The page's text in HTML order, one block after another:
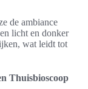
de ambiance
licht en donker
wat leidt tot
Thuisbioscoop